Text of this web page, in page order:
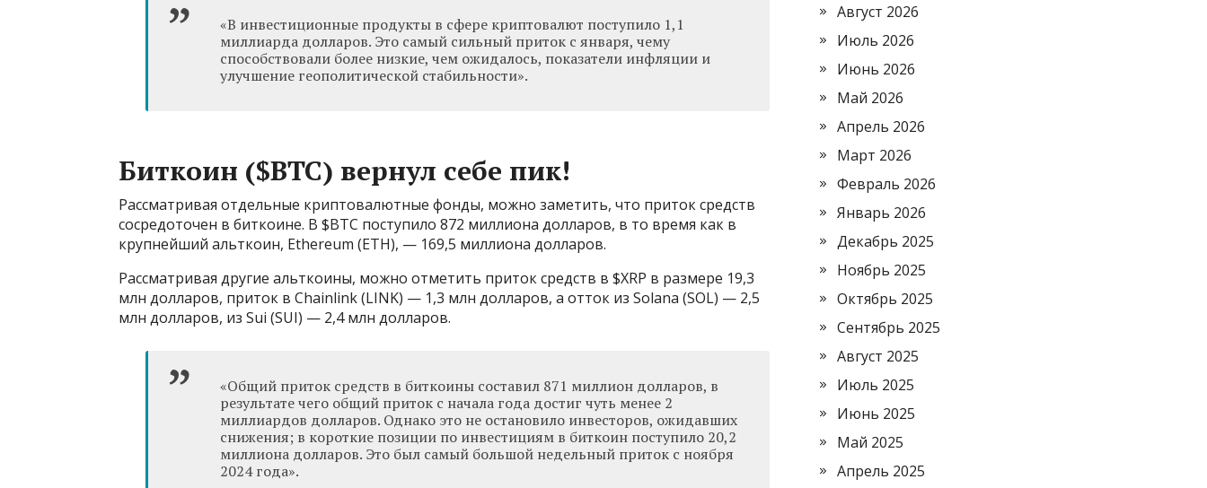
«В инвестиционные продукты в сфере криптовалют поступило 1,1
миллиарда долларов. Это самый сильный приток с января, чему
способствовали более низкие, чем ожидалось, показатели инфляции и
улучшение геополитической стабильности».
Биткоин ($BTC) вернул себе пик!
Рассматривая отдельные криптовалютные фонды, можно заметить, что приток средств
сосредоточен в биткоине. В $BTC поступило 872 миллиона долларов, в то время как в
крупнейший альткоин, Ethereum (ETH), — 169,5 миллиона долларов.
Рассматривая другие альткоины, можно отметить приток средств в $XRP в размере 19,3
млн долларов, приток в Chainlink (LINK) — 1,3 млн долларов, а отток из Solana (SOL) — 2,5
млн долларов, из Sui (SUI) — 2,4 млн долларов.
«Общий приток средств в биткоины составил 871 миллион долларов, в
результате чего общий приток с начала года достиг чуть менее 2
миллиардов долларов. Однако это не остановило инвесторов, ожидавших
снижения; в короткие позиции по инвестициям в биткоин поступило 20,2
миллиона долларов. Это был самый большой недельный приток с ноября
2024 года».
Август 2026
Июль 2026
Июнь 2026
Май 2026
Апрель 2026
Март 2026
Февраль 2026
Январь 2026
Декабрь 2025
Ноябрь 2025
Октябрь 2025
Сентябрь 2025
Август 2025
Июль 2025
Июнь 2025
Май 2025
Апрель 2025